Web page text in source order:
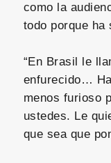
como la
todo porque ha
“En Brasil le
enfurecido…
menos furioso
ustedes. Le
que sea que